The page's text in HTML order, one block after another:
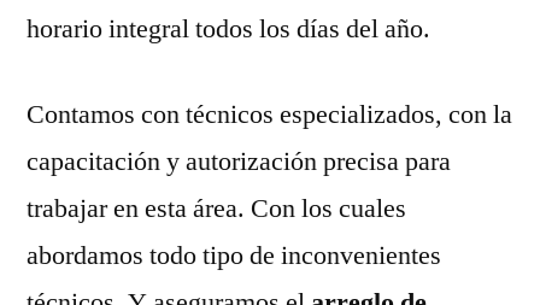
horario integral todos los días del año.
Contamos con técnicos especializados, con la
capacitación y autorización precisa para
trabajar en esta área. Con los cuales
abordamos todo tipo de inconvenientes